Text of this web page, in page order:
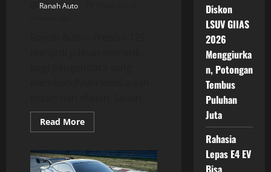
Ranah Auto
Read MoreRead
more
125
Skutik
Diskon
LSUV GIIAS
2026
Menggiurka
n, Potongan
Tembus
Puluhan
Juta
Rahasia
Lepas E4 EV